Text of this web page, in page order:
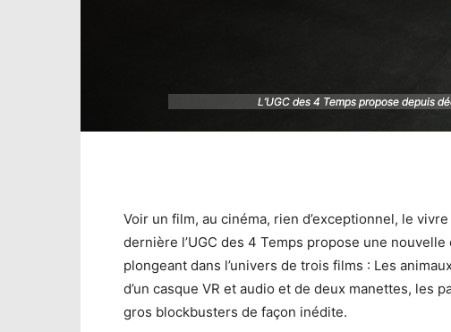
L’UGC des 4 Temps propose depuis
L’UGC des 4 Temps propose depuis
Voir un film, au cinéma, rien d’exceptionnel, le
dernière l’UGC des 4 Temps propose une
plongeant dans l’univers de trois films : Les
d’un casque VR et audio et de deux manettes, les
gros blockbusters de façon inédite.